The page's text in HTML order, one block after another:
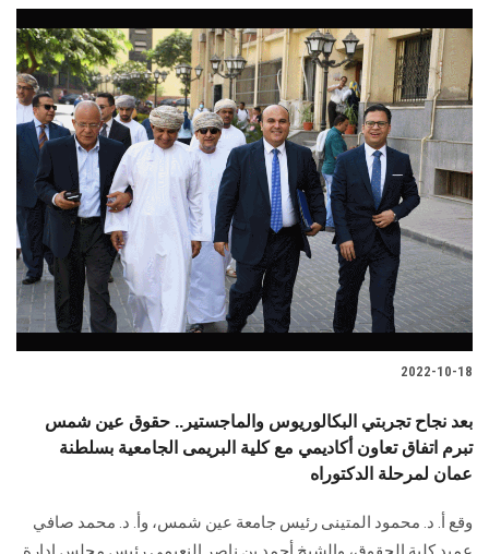
2022-10-18
بعد نجاح تجربتي البكالوريوس والماجستير.. حقوق عين شمس
تبرم اتفاق تعاون أكاديمي مع كلية البريمى الجامعية بسلطنة
عمان لمرحلة الدكتوراه
وقع أ. د. محمود المتينى رئيس جامعة عين شمس، وأ. د. محمد صافي